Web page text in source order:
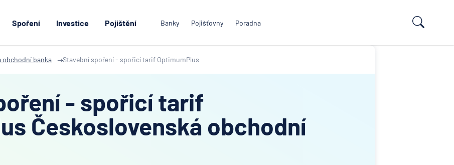
Spoření Investice Pojištění Banky Pojišťovny Poradna
obchodní banka Stavební spoření - spořicí tarif OptimumPlus
- spořicí tarif
Československá obchodní